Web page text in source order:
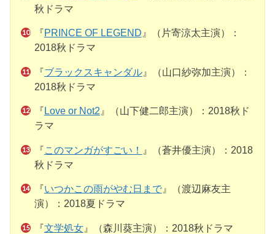
秋ドラマ
『PRINCE OF LEGEND 』（片寄涼太主演）：
2018秋ドラマ
『ブラックスキャンダル』（山口紗弥加主演）：
2018秋ドラマ
『 Love or Not2 』（山下健二郎主演）：2018秋ド
ラマ
『このマンガがすごい！
』（蒼井優主演）：2018
秋ドラマ
『いつかこの雨がやむ日まで』（渡辺麻友主
演）：2018夏ドラマ
『文学処女』（森川葵主演）：2018秋ドラマ